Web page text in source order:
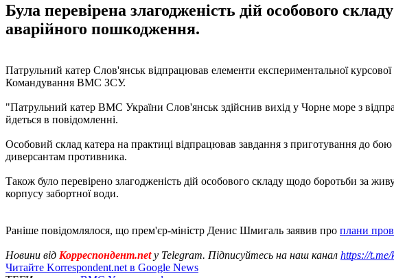
Була перевірена злагодженість дій особового
аварійного пошкодження.
Патрульний катер Слов'янськ відпрацював елементи експериментальної курсової
Командування ВМС ЗСУ.
"Патрульний катер ВМС України Слов'янськ здійснив вихід у Чорне море з
йдеться в повідомленні.
Особовий склад катера на практиці відпрацював завдання з приготування до
диверсантам противника.
Також було перевірено злагодженість дій особового складу щодо боротьби за
корпусу забортної води.
Раніше повідомлялося, що прем'єр-міністр Денис Шмигаль заявив про плани
Новини від Корреспондент.netу Telegram. Підписуйтесь на наш канал https://t.me/
Читайте Korrespondent.net в Google News